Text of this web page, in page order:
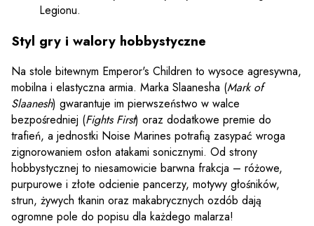
Legionu.
Styl gry i walory hobbystyczne
Na stole bitewnym Emperor's Children to wysoce agresywna,
mobilna i elastyczna armia. Marka Slaanesha (Mark of
Slaanesh) gwarantuje im pierwszeństwo w walce
bezpośredniej (Fights First) oraz dodatkowe premie do
trafień, a jednostki Noise Marines potrafią zasypać wroga
zignorowaniem osłon atakami sonicznymi. Od strony
hobbystycznej to niesamowicie barwna frakcja – różowe,
purpurowe i złote odcienie pancerzy, motywy głośników,
strun, żywych tkanin oraz makabrycznych ozdób dają
ogromne pole do popisu dla każdego malarza!